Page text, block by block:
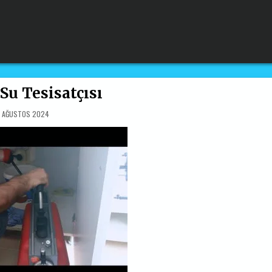
Tesisatçısı
AĞUSTOS 2024